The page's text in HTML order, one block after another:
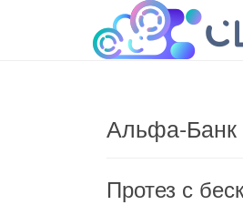
Облако
cloudteh.ru
Альфа-Банк
Протез с